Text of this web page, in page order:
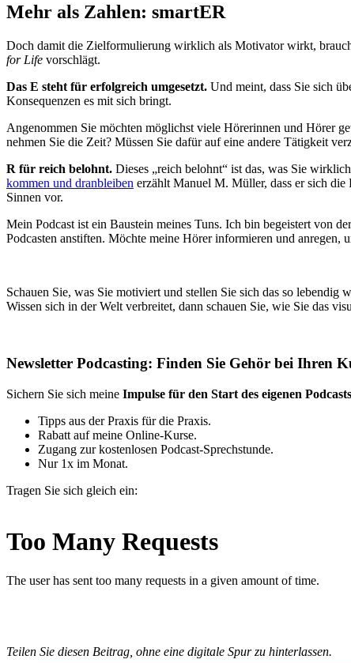
Mehr als Zahlen: smartER
Doch damit die Zielformulierung wirklich als Motivator wirkt,
for Life vorschlägt.
Das E steht für erfolgreich umgesetzt. Und meint, dass Sie sich
Konsequenzen es mit sich bringt.
Angenommen Sie möchten möglichst viele Hörerinnen und Hörer
nehmen Sie die Zeit? Müssen Sie dafür auf eine andere Tätigkeit
R für reich belohnt. Dieses „reich belohnt“ ist das, was Sie
kommen und dranbleiben erzählt Manuel M. Müller, dass er sich
Sinnen vor.
Mein Podcast ist ein Baustein meines Tuns. Ich bin begeistert von
Podcasten anstiften. Möchte meine Hörer informieren und anregen,
Schauen Sie, was Sie motiviert und stellen Sie sich das so
Wissen sich in der Welt verbreitet, dann schauen Sie, wie Sie das
Newsletter Podcasting: Finden Sie Gehör bei Ihren
Sichern Sie sich meine Impulse für den Start des eigenen
Tipps aus der Praxis für die Praxis.
Rabatt auf meine Online-Kurse.
Zugang zur kostenlosen Podcast-Sprechstunde.
Nur 1x im Monat.
Tragen Sie sich gleich ein:
Teilen Sie diesen Beitrag, ohne eine digitale Spur zu hinterlassen.